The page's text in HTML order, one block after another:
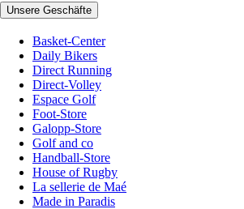
Unsere Geschäfte
Basket-Center
Daily Bikers
Direct Running
Direct-Volley
Espace Golf
Foot-Store
Galopp-Store
Golf and co
Handball-Store
House of Rugby
La sellerie de Maé
Made in Paradis